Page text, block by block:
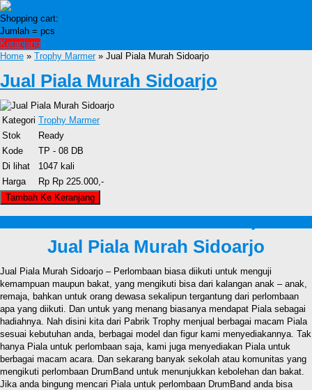
Shopping cart:
Jumlah = pcs
Keranjang
Home » Trophy Marmer» Jual Piala Murah Sidoarjo
Jual Piala Murah Sidoarjo
Kategori Trophy Marmer
Stok
Ready
Kode
TP - 08 DB
Di lihat
1047 kali
Harga
Rp Rp 225.000,-
Jual Piala Murah Sidoarjo
Jual Piala Murah Sidoarjo – Perlombaan biasa diikuti untuk menguji
kemampuan maupun bakat, yang mengikuti bisa dari kalangan anak – anak,
remaja, bahkan untuk orang dewasa sekalipun tergantung dari perlombaan
apa yang diikuti. Dan untuk yang menang biasanya mendapat Piala sebagai
hadiahnya. Nah disini kita dari Pabrik Trophy menjual berbagai macam Piala
sesuai kebutuhan anda, berbagai model dan figur kami menyediakannya. Tak
hanya Piala untuk perlombaan saja, kami juga menyediakan Piala untuk
berbagai macam acara. Dan sekarang banyak sekolah atau komunitas yang
mengikuti perlombaan DrumBand untuk menunjukkan kebolehan dan bakat.
Jika anda bingung mencari Piala untuk perlombaan DrumBand anda bisa